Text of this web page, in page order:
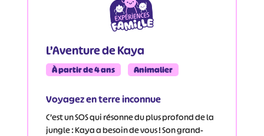
L’Aventure de Kaya
À partir de 4 ans Animalier
Voyagez en terre inconnue
C’est un SOS qui résonne du plus profond de la
jungle : Kaya a besoin de vous ! Son grand-